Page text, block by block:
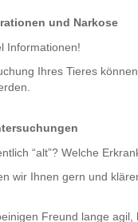
und Narkose
Informationen!
Ihres Tieres
“alt”? Welche
wir Ihnen gern und
Freund lange